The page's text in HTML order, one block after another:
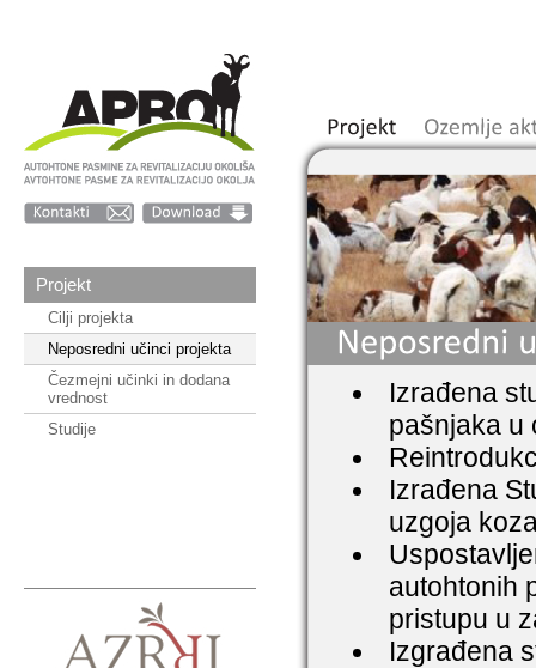
Projekt
Cilji projekta
Neposredni učinci projekta
Čezmejni učinki in dodana
vrednost
Studije
Izrađena
pašnjaka u
Izrađena
uzgoja
autohtonih
pristupu u
Izgrađena